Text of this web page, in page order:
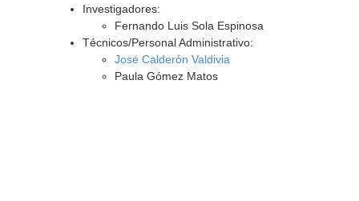
Investigadores:
Fernando Luis Sola Espinosa
Técnicos/Personal Administrativo:
José Calderón Valdivia
Paula Gómez Matos